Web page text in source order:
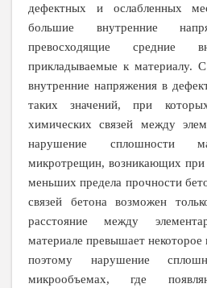
дефектных и ослабленных
большие внутренние
превосходящие средние
прикладываемые к материалу.
внутренние напряжения в
таких значений, при
химических связей между
нарушение сплошности
микротрещин, возникающих при
меньших предела прочности
связей бетона возможен
расстояние между
материале превышает некоторое
поэтому нарушение
микрообъемах, где